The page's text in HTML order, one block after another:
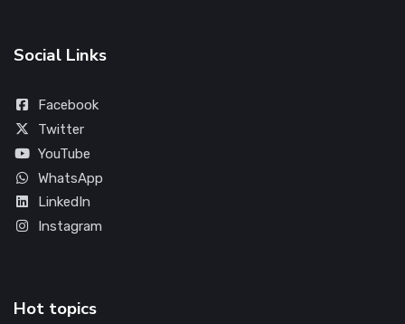
Social Links
Facebook
Twitter
YouTube
WhatsApp
LinkedIn
Instagram
Hot topics